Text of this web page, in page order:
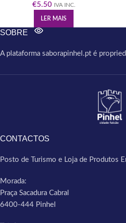
€5.50 IVA INC.
LER MAIS
SOBRE
A plataforma saborapinhel.pt é
CONTACTOS
Posto de Turismo e Loja de Produtos
Morada:
Praça Sacadura Cabral
6400-444 Pinhel